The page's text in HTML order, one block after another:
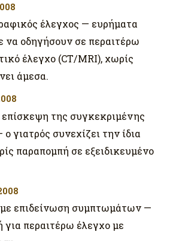
έλεγχος — ευρήματα
να οδηγήσουν σε περαιτέρω
έλεγχο (CT/MRI), χωρίς
άμεσα.
επίσκεψη της συγκεκριμένης
ο γιατρός συνεχίζει την ίδια
παραπομπή σε εξειδικευμένο
επιδείνωση συμπτωμάτων —
για περαιτέρω έλεγχο με